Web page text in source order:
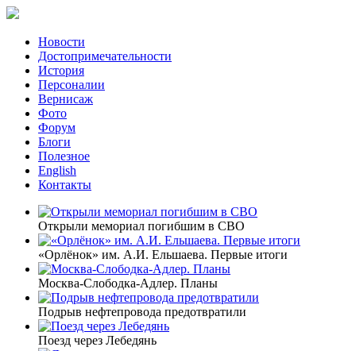
Новости
Достопримечательности
История
Персоналии
Вернисаж
Фото
Форум
Блоги
Полезное
English
Контакты
Открыли мемориал погибшим в СВО
«Орлёнок» им. А.И. Ельшаева. Первые итоги
Москва-Слободка-Адлер. Планы
Подрыв нефтепровода предотвратили
Поезд через Лебедянь